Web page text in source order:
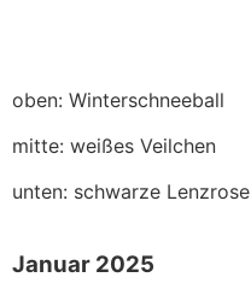
oben: Winterschneeball
mitte: weißes Veilchen
unten: schwarze Lenzrose
Januar 2025